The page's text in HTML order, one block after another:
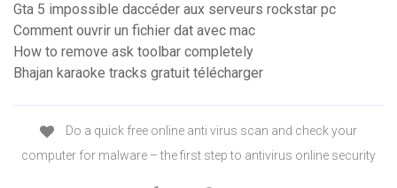
Gta 5 impossible daccéder aux serveurs rockstar pc
Comment ouvrir un fichier dat avec mac
How to remove ask toolbar completely
Bhajan karaoke tracks gratuit télécharger
Do a quick free online anti virus scan and check your
computer for malware – the first step to antivirus online security